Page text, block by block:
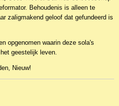
Behoudenis is alleen te
zaligmakend geloof dat gefundeerd is
opgenomen waarin deze sola's
geestelijk leven.
Nieuw!